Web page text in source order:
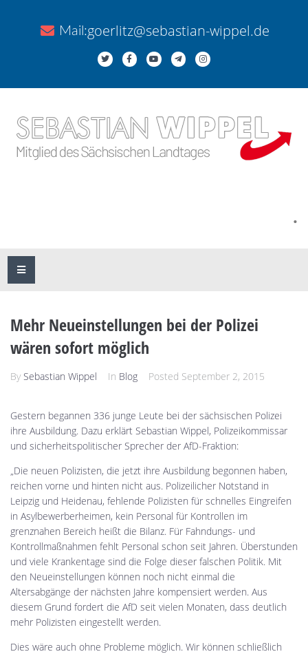
Mail:goerlitz@sebastian-wippel.de
.
Mehr Neueinstellungen bei der Polizei
wären sofort möglich
By Sebastian Wippel In Blog Posted September 2, 2015
Gestern begannen 336 junge Leute bei der sächsischen Polizei
ihre Ausbildung. Dazu erklärt Sebastian Wippel, Polizeikommissar
und sicherheitspolitischer Sprecher der AfD-Fraktion:
„Die neuen Polizisten, die jetzt ihre Ausbildung begonnen haben,
reichen vorne und hinten nicht aus. Polizeilicher Notstand in
Leipzig und Heidenau, fehlende Polizisten für schnelles Eingreifen
in Asylbewerberheimen, kein Personal für Kontrollen im
grenznahen Bereich heißt die Bilanz. Für Fahndungs- und
Kontrollmaßnahmen fehlt Personal schon seit Jahren. Überstunden
und viele Krankentage sind die Folge dieser falschen Politik. Mit
den Neueinstellungen können noch nicht einmal die
Altersabgänge der nächsten Jahre kompensiert werden. Aus
diesem Grund fordert die AfD seit vielen Monaten, dass deutlich
mehr Polizisten eingestellt werden.
Dies wäre auch ohne Probleme möglich. Wir können schließlich